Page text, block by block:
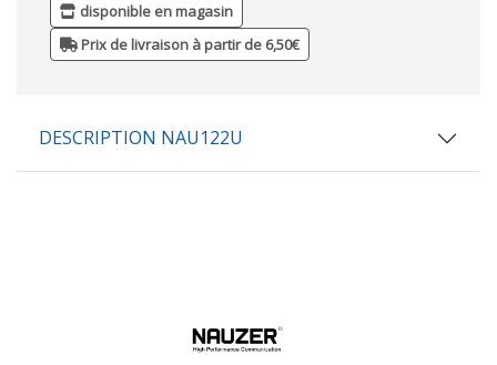
disponible en magasin
Prix de livraison à partir de 6,50€
DESCRIPTION NAU122U